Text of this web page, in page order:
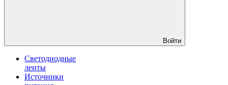
Войти
Светодиодные
ленты
Источники